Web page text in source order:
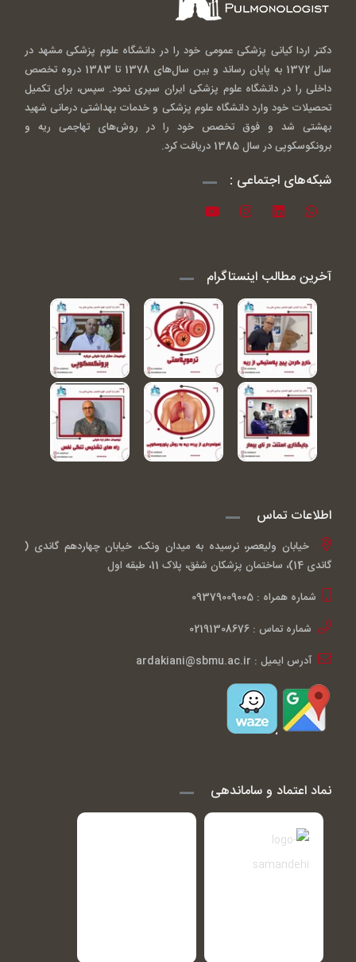
دکتر اردا کیانی پزشکی عمومی خود را در دانشگاه علوم پزشکی مشهد در
سال 1372 به پایان رساند و بین سال‌های 1378 تا 1383 دروه تخصص
داخلی را در دانشگاه علوم پزشکی ایران سپری نمود. سپس، برای تکمیل
تحصیلات خود وارد دانشگاه علوم پزشکی و خدمات بهداشتی درمانی شهید
بهشتی شد و فوق تخصص خود را در روش‌های تهاجمی ریه و
برونکوسکوپی در سال 1385 دریافت کرد.
شبکه‌های اجتماعی :
آخرین مطالب اینستاگرام
اطلاعات تماس
خیابان ولیعصر، نرسیده به میدان ونک، خیابان چهاردهم گاندی (
گاندی 14)، ساختمان پزشکان شفق، پلاک 11، طبقه اول
شماره همراه : 09379009005
شماره تماس : 02191308676
آدرس ایمیل : ardakiani@sbmu.ac.ir
نماد اعتماد و ساماندهی